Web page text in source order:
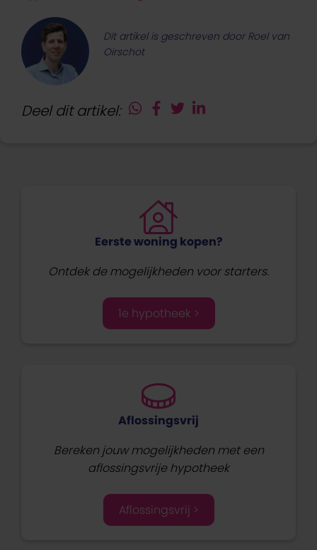
Dit artikel is geschreven door Roel van
Oirschot
Deel dit artikel:
Eerste woning kopen?
Ontdek de mogelijkheden voor starters.
1e hypotheek >
Aflossingsvrij
Bereken jouw mogelijkheden met een
aflossingsvrije hypotheek
Aflossingsvrij >